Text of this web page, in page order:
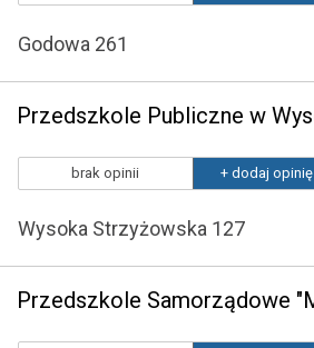
Godowa 261
brak opinii + dodaj opinię
Wysoka Strzyżowska 127